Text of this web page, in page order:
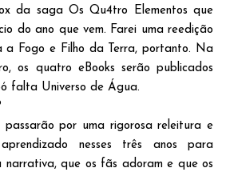
da saga Os Qu4tro Elementos que
do ano que vem. Farei uma reedição
a Fogo e Filho da Terra, portanto. Na
os quatro eBooks serão publicados
falta Universo de Água.
passarão por uma rigorosa releitura e
nesses três anos para
narrativa, que os fãs adoram e que os